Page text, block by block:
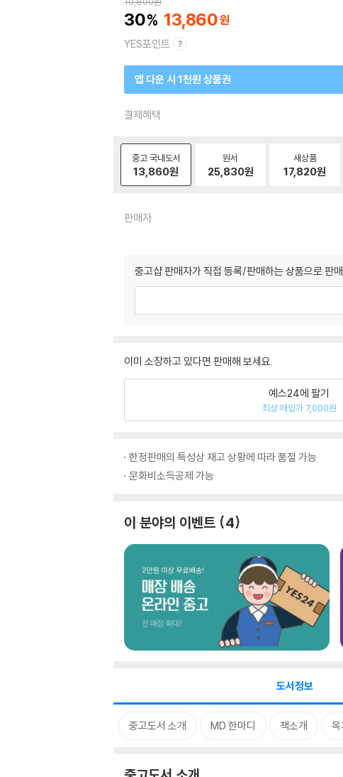
30 13,860
YES포인트
앱 다운 시 1천원 상품권
결제혜택
중고 국내도서
13,860원
원서
25,830원
새상품
17,820원
판매자
중고샵 판매자가 직접 등록/판매하는 상품으로 판
이미 소장하고 있다면 판매해 보세요.
예스24에 팔기
최상 매입가 7,000원
한정판매의 특성상 재고 상황에 따라 품절 가능
문화비소득공제 가능
이 분야의 이벤트 4
도서정보
중고도서 소개 MD 한마디 책소개